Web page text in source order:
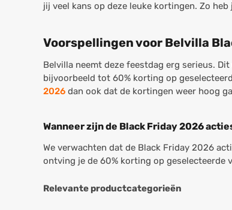
jij veel kans op deze leuke kortingen. Zo
Voorspellingen voor Belvilla
Belvilla neemt deze feestdag erg serieus.
bijvoorbeeld tot 60% korting op
2026 dan ook dat de kortingen weer hoog
Wanneer zijn de Black Friday 2026
We verwachten dat de Black Friday 2026
ontving je de 60% korting op geselecteerde
Relevante productcategorieën